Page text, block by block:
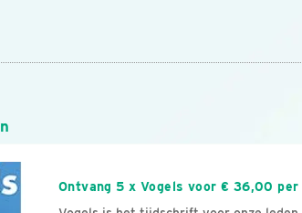
Ontvang 5 x Vogels voor € 36,00 per